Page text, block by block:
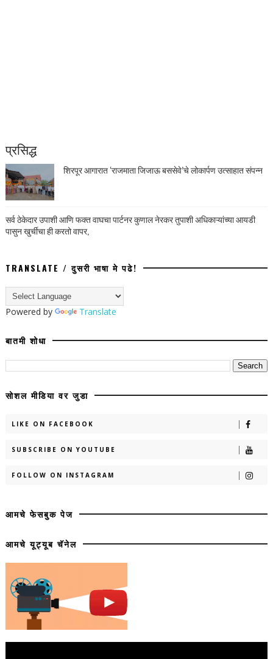
प्रसिद्ध
शिरपूर आगारात ‘राजमाता जिजाऊ बससेवे’चे लोकार्पण उत्साहात संपन्न
सर्व ठेकेदार उपाशी आणि फक्त वाघचा पार्टनर कुणाल नेरकर तुपाशी अधिकाऱ्यांच्या आयडी
पासुन खुर्चीचा ही करतो वापर,
TRANSLATE / दुसरी भाषा मे पढे!
Powered by Translate
बातमी शोधा
सोशल मीडिया वर जुडा
LIKE ON FACEBOOK
SUBSCRIBE ON YOUTUBE
FOLLOW ON INSTAGRAM
आमचे फेसबुक पेज
आमचे यूट्यूब चॅनेल